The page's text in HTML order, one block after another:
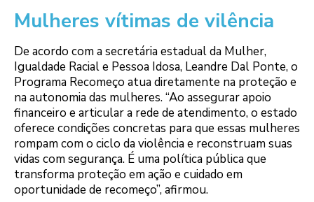
Mulheres vítimas de vilência
De acordo com a secretária estadual da Mulher,
Igualdade Racial e Pessoa Idosa, Leandre Dal Ponte, o
Programa Recomeço atua diretamente na proteção e
na autonomia das mulheres. “Ao assegurar apoio
financeiro e articular a rede de atendimento, o estado
oferece condições concretas para que essas mulheres
rompam com o ciclo da violência e reconstruam suas
vidas com segurança. É uma política pública que
transforma proteção em ação e cuidado em
oportunidade de recomeço”, afirmou.